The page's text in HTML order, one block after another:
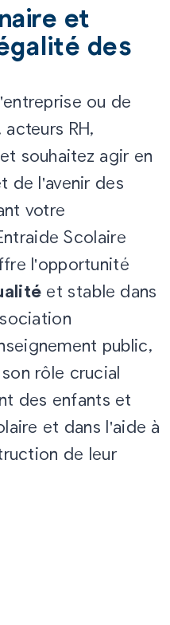
et
des
ou de
RH,
souhaitez agir en
de l'avenir des
votre
Scolaire
l'opportunité
et stable dans
public,
rôle crucial
des enfants et
et dans l'aide à
de leur